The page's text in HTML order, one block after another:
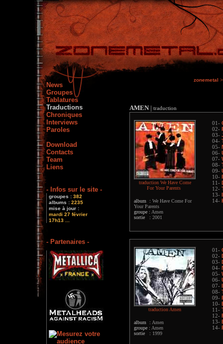
News
Groupes
Tablatures
Traductions
Chroniques
Interviews
Paroles
Download
Contacts
Team
Liens
- Infos sur le site -
groupes : 382
albums : 2235
mise à jour :
mardi 27 février
17h13 ...
- Partenaires -
zonemetal >
AMEN | traduction
traduction We Have Come
For Your Parents
album : We Have Come For
Your Parents
groupe : Amen
sortie : 2001
01-
02-
03-
04-
05-
06-
07-
08-
09-
10-
11-
12-
13-
14-
traduction Amen
album : Amen
groupe : Amen
sortie : 1999
01-
02-
03-
04-
05-
06-
07-
08-
09-
10-
11-
12-
13-
14-